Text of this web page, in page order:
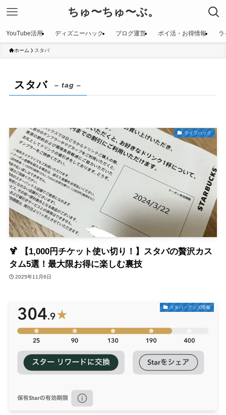
ちゅ〜ちゅ〜ぶ。
YouTube活用 ディズニーハック ブログ運営 ポイ活・お得情報
ホーム スタバ
スタバ – tag –
ライフハック
🍹 【1,000円チケット使い切り！】スタバの贅沢カス
タム5選！最大限お得に楽しむ裏技
2025年11月6日
スタバ・グッズ情報